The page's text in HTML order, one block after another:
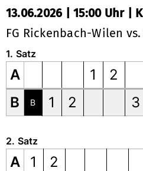
13.06.2026 | 15:00 Uhr |
FG Rickenbach-Wilen
1. Satz
A 1 2
B B 1 2 3
2. Satz
A 1 2